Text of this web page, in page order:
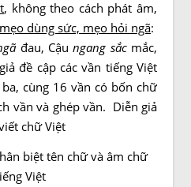
, không theo cách phát âm,
dùng sức, mẹo hỏi ngã:
đau, Cậungang sắcmắc,
đề cập các vần tiếng Việt
cùng 16 vần có bốn chữ
vần và ghép vần. Diễn giả
chữ Việt
biệt tên chữ và âm chữ
Việt